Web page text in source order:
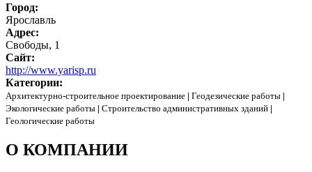
Город:
Ярославль
Адрес:
Свободы, 1
Сайт:
http://www.yarisp.ru
Категории:
Архитектурно-строительное проектирование | Геодезические работы |
Экологические работы | Строительство административных зданий |
Геологические работы
О КОМПАНИИ